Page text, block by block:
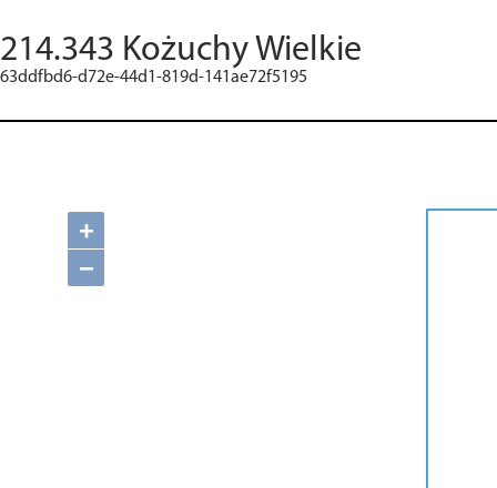
214.343 Kożuchy Wielkie
63ddfbd6-d72e-44d1-819d-141ae72f5195
+
−